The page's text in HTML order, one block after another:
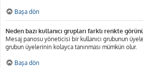
Başa dön
Neden bazı kullanıcı grupları farklı renkte
Mesaj panosu yöneticisi bir kullanıcı grubunun
grubun üyelerinin kolayca tanınması mümkün olur.
Başa dön